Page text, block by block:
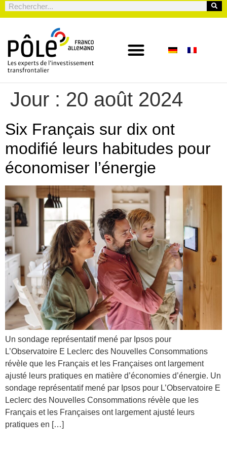
Jour : 20 août 2024
Six Français sur dix ont
modifié leurs habitudes pour
économiser l’énergie
Un sondage représentatif mené par Ipsos pour
L’Observatoire E Leclerc des Nouvelles Consommations
révèle que les Français et les Françaises ont largement
ajusté leurs pratiques en matière d’économies d’énergie. Un
sondage représentatif mené par Ipsos pour L’Observatoire E
Leclerc des Nouvelles Consommations révèle que les
Français et les Françaises ont largement ajusté leurs
pratiques en […]